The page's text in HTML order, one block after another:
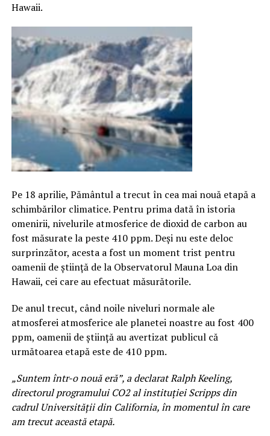
Hawaii.
Pe 18 aprilie, Pământul a trecut în cea mai nouă etapă a
schimbărilor climatice. Pentru prima dată în istoria
omenirii, nivelurile atmosferice de dioxid de carbon au
fost măsurate la peste 410 ppm. Deși nu este deloc
surprinzător, acesta a fost un moment trist pentru
oamenii de știință de la Observatorul Mauna Loa din
Hawaii, cei care au efectuat măsurătorile.
De anul trecut, când noile niveluri normale ale
atmosferei atmosferice ale planetei noastre au fost 400
ppm, oamenii de știință au avertizat publicul că
următoarea etapă este de 410 ppm.
„Suntem într-o nouă eră”, a declarat Ralph Keeling,
directorul programului CO2 al instituției Scripps din
cadrul Universității din California, în momentul în care
am trecut această etapă.